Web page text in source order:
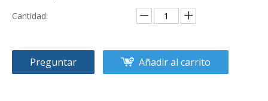
Cantidad:
Preguntar Añadir al carrito